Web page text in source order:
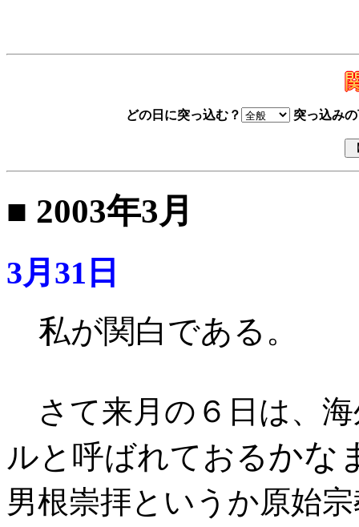
どの日に突っ込む？ 突っ込み
■ 2003年3月
3月31日
私が関白である。
さて来月の６日は、
ルと呼ばれておるかな
男根崇拝というか原始